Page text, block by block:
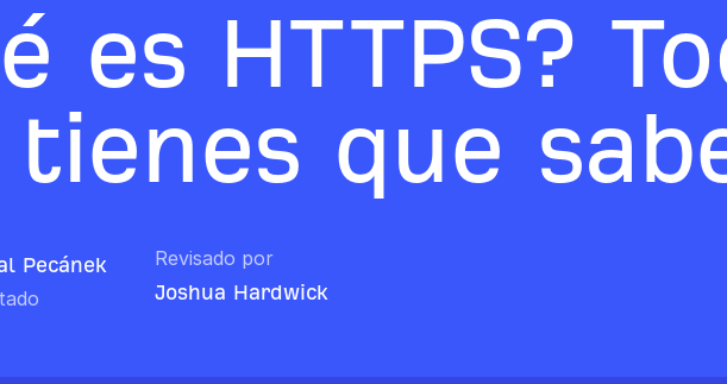
es HTTPS?
tienes que
Pecánek Revisado por
Joshua Hardwick